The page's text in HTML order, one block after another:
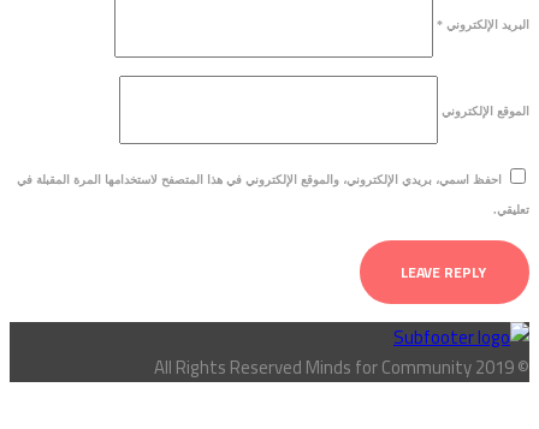
البريد الإلكتروني *
الموقع الإلكتروني
احفظ اسمي، بريدي الإلكتروني، والموقع الإلكتروني في هذا المتصفح لاستخدامها المرة المقبلة في
تعليقي.
© All Rights Reserved Minds for Community 2019